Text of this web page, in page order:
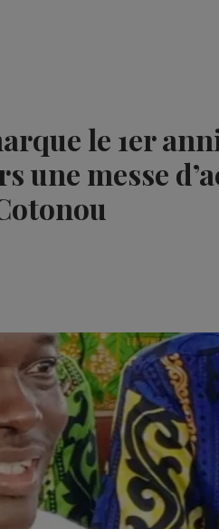
le 1er
une messe